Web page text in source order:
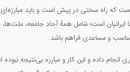
که راه سختی در پیش است و باید مبارزه‌ای
با ایرانیان است؛ شامل همهٔ آحاد جامعه،
و مساعدی فراهم باشد.
انجام داده و این کار و مبارزه بی‌نتیجه